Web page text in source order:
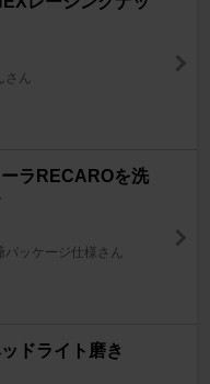
さん
ラRECAROを洗
ッケージ仕様さん
ドライト磨き